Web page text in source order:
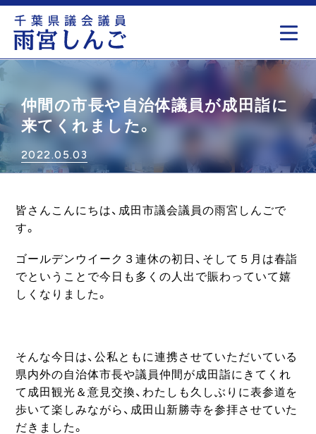
仲間の市長や自治体議員が成田詣に
来てくれました。
2022.05.03
皆さんこんにちは、成田市議会議員の雨宮しんごで
す。
ゴールデンウイーク３連休の初日、そして５月は春詣
でということで今日も多くの人出で賑わっていて嬉
しくなりました。
そんな今日は、公私ともに連携させていただいている
県内外の自治体市長や議員仲間が成田詣にきてくれ
て成田観光＆意見交換、わたしも久しぶりに表参道を
歩いて楽しみながら、成田山新勝寺を参拝させていた
だきました。